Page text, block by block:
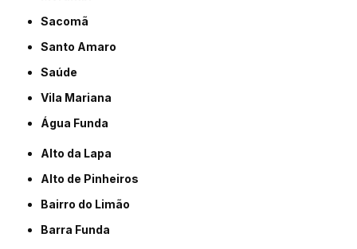
Sacomã
Santo Amaro
Saúde
Vila Mariana
Água Funda
Alto da Lapa
Alto de Pinheiros
Bairro do Limão
Barra Funda